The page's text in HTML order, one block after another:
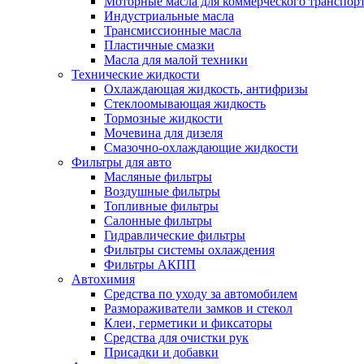
Индустриальные масла
Трансмиссионные масла
Пластичные смазки
Масла для малой техники
Технические жидкости
Охлаждающая жидкость, антифризы
Стеклоомывающая жидкость
Тормозные жидкости
Мочевина для дизеля
Смазочно-охлаждающие жидкости
Фильтры для авто
Масляные фильтры
Воздушные фильтры
Топливные фильтры
Салонные фильтры
Гидравлические фильтры
Фильтры системы охлаждения
Фильтры АКПП
Автохимия
Средства по уходу за автомобилем
Размораживатели замков и стекол
Клеи, герметики и фиксаторы
Средства для очистки рук
Присадки и добавки